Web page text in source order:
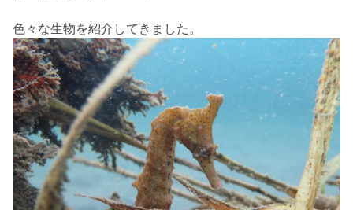
色々な生物を紹介してきました。